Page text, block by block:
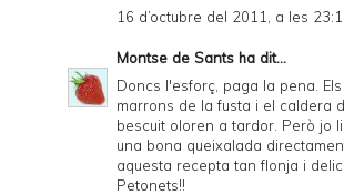
16 d’octubre del 2011, a les
Montse de Sants ha dit...
Doncs l'esforç, paga la pena.
marrons de la fusta i el caldera
bescuit oloren a tardor. Però jo
una bona queixalada
aquesta recepta tan flonja i
Petonets!!